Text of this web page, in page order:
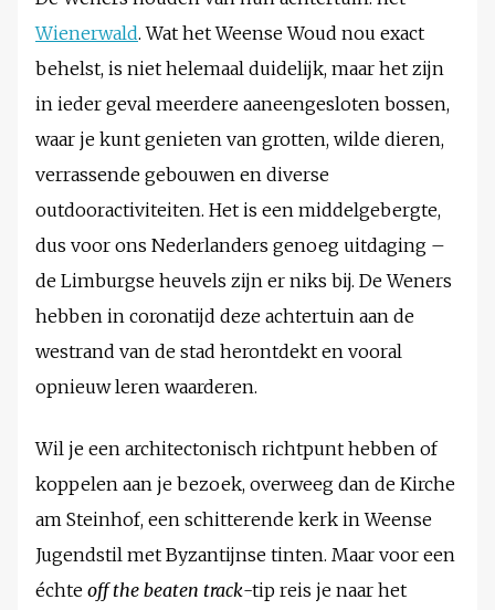
Wienerwald. Wat het Weense Woud nou exact
behelst, is niet helemaal duidelijk, maar het zijn
in ieder geval meerdere aaneengesloten bossen,
waar je kunt genieten van grotten, wilde dieren,
verrassende gebouwen en diverse
outdooractiviteiten. Het is een middelgebergte,
dus voor ons Nederlanders genoeg uitdaging –
de Limburgse heuvels zijn er niks bij. De Weners
hebben in coronatijd deze achtertuin aan de
westrand van de stad herontdekt en vooral
opnieuw leren waarderen.
Wil je een architectonisch richtpunt hebben of
koppelen aan je bezoek, overweeg dan de Kirche
am Steinhof, een schitterende kerk in Weense
Jugendstil met Byzantijnse tinten. Maar voor een
échte off the beaten track-tip reis je naar het